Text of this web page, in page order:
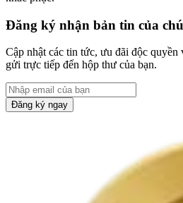
Đăng ký nhận bản tin của
Cập nhật các tin tức, ưu đãi độc
gửi trực tiếp đến hộp thư của bạn.
Đăng ký ngay